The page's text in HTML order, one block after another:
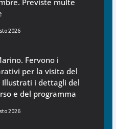
Previste multe
2026
Fervono i
per la visita del
Illustrati i dettagli del
e del programma
2026